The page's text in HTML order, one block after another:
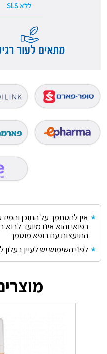
ללא SLS
אין להסתמך על התוכן
רפואי והוא אינו מיועד
התיעצות עם רופא מוסמך
לפני השימוש יש לעיין בעלון